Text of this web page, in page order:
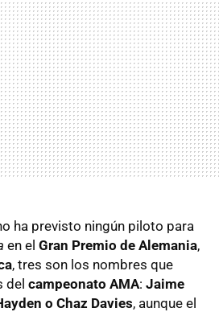
ha previsto ningún piloto para
en el Gran Premio de Alemania,
, tres son los nombres que
del campeonato AMA: Jaime
o Chaz Davies, aunque el